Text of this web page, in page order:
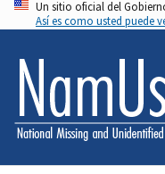
Pasar
al
contenido
principal
Un sitio oficial del
Así es como usted puede